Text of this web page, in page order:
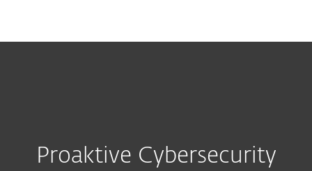
Proaktive Cybersecurity